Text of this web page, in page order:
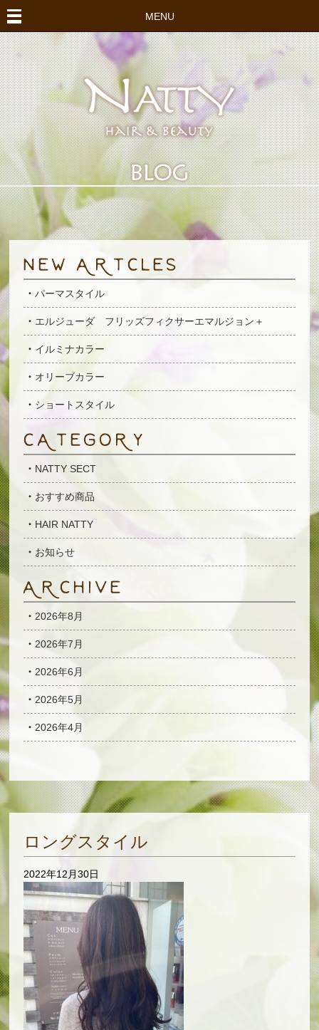
MENU
パーマスタイル
エルジューダ フリッズフィクサーエマルジョン＋
イルミナカラー
オリーブカラー
ショートスタイル
NATTY SECT
おすすめ商品
HAIR NATTY
お知らせ
2026年8月
2026年7月
2026年6月
2026年5月
2026年4月
ロングスタイル
2022年12月30日